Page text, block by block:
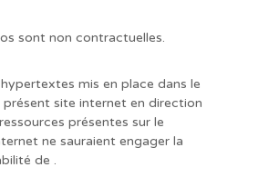
sont non contractuelles.
hypertextes mis en place dans le
présent site internet en direction
présentes sur le
ne sauraient engager la
de .